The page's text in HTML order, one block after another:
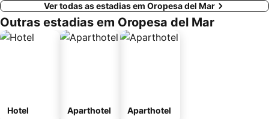
Ver todas as estadias em Oropesa del Mar
Outras estadias em Oropesa del Mar
Hotel Aparthotel Aparthotel